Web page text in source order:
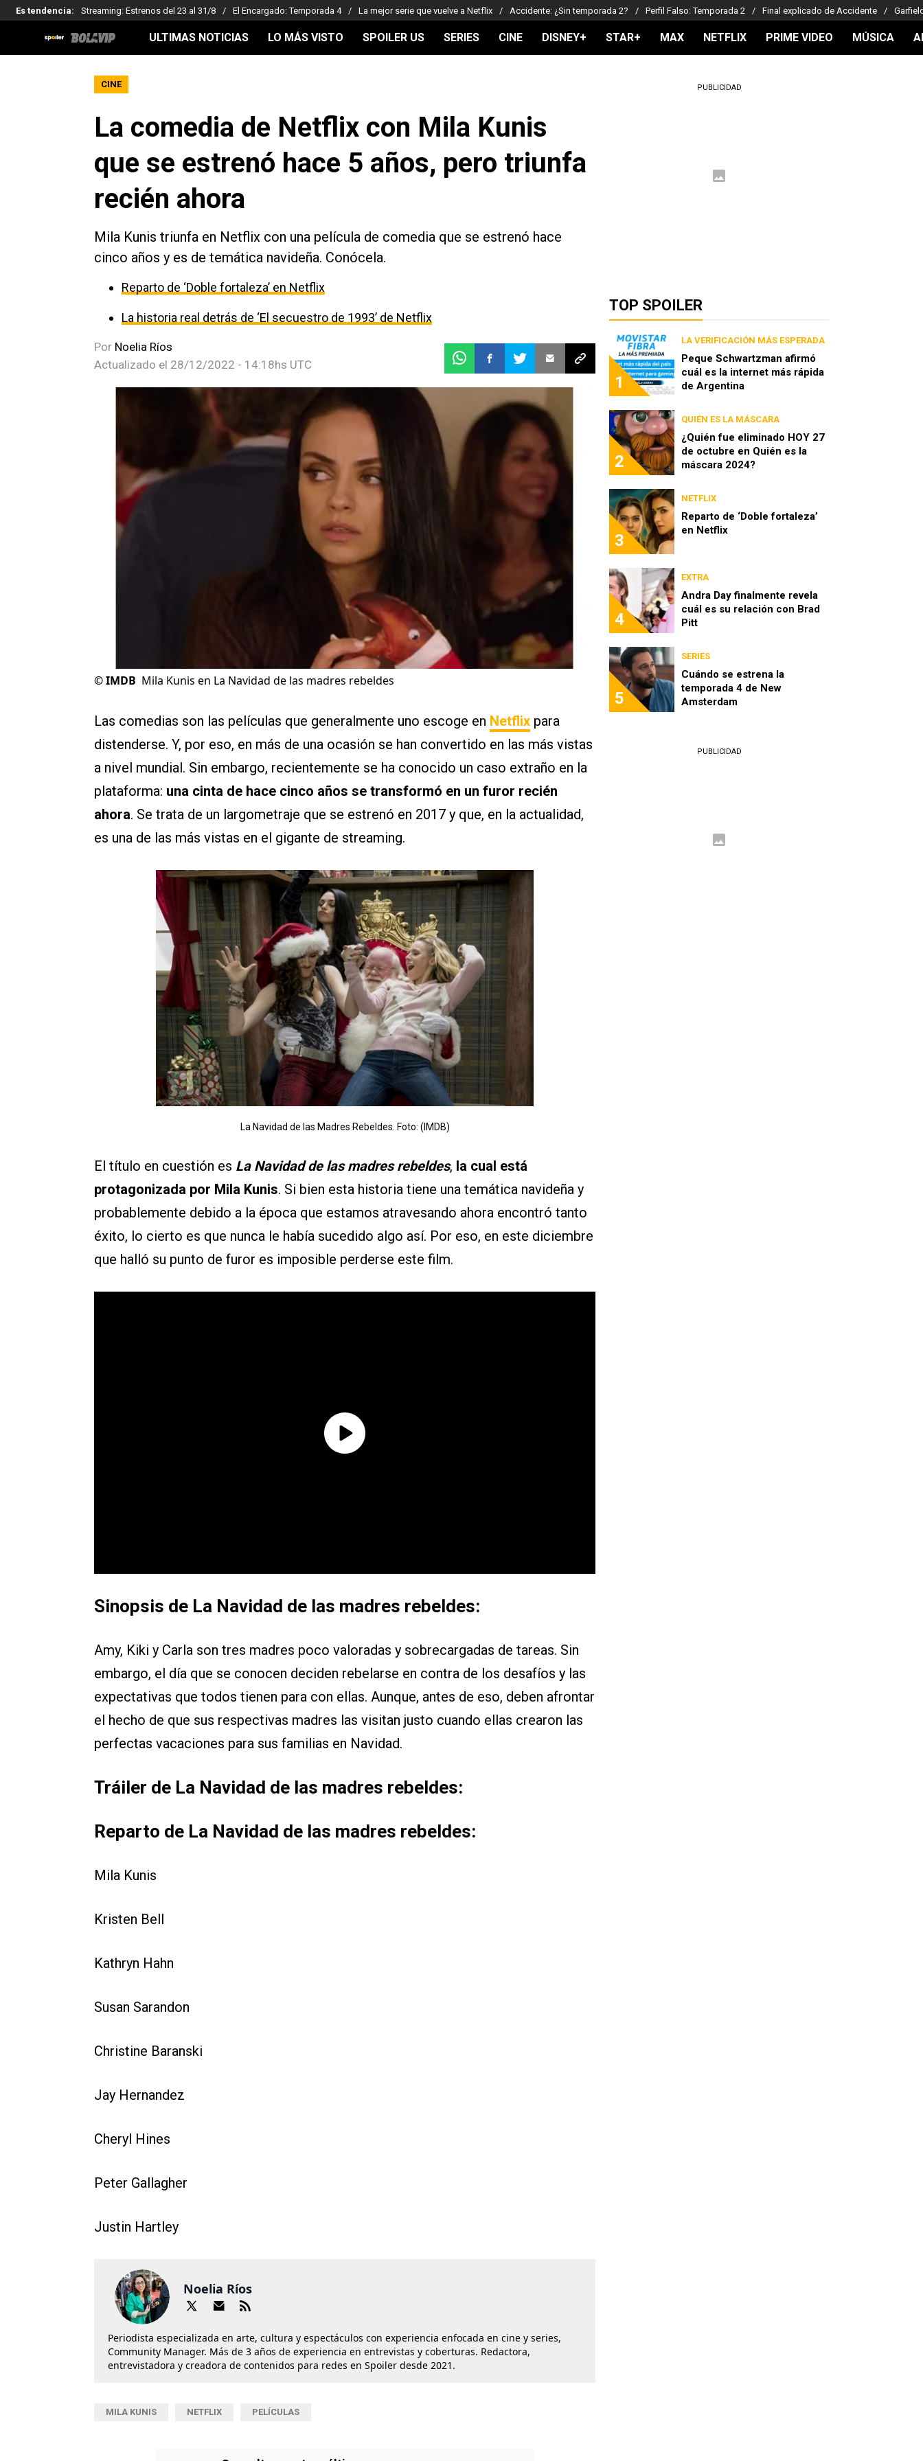
Es tendencia: Streaming: Estrenos del 23 al 31/8 El Encargado: Temporada 4 La mejor serie que vuelve a Netflix Accidente: ¿Sin temporada 2? Perfil Falso: Temporada 2 Final explicado de Accidente
ULTIMAS NOTICIAS LO MÁS VISTO SPOILER US SERIES CINE DISNEY+ STAR+ MAX NETFLIX PRIME VIDEO MÚSICA
CINE
La comedia de Netflix con Mila Kunis
que se estrenó hace 5 años, pero triunfa
recién ahora
Mila Kunis triunfa en Netflix con una película de comedia que se estrenó hace
cinco años y es de temática navideña. Conócela.
Reparto de ‘Doble fortaleza’ en Netflix
La historia real detrás de ‘El secuestro de 1993’ de Netflix
Por Noelia Ríos
Actualizado el 28/12/2022 - 14:18hs UTC
©IMDB Mila Kunis en La Navidad de las madres rebeldes
Las comedias son las películas que generalmente uno escoge en Netflix para
distenderse. Y, por eso, en más de una ocasión se han convertido en las más vistas
a nivel mundial. Sin embargo, recientemente se ha conocido un caso extraño en la
plataforma: una cinta de hace cinco años se transformó en un furor recién
ahora. Se trata de un largometraje que se estrenó en 2017 y que, en la actualidad,
es una de las más vistas en el gigante de streaming.
La Navidad de las Madres Rebeldes. Foto: (IMDB)
El título en cuestión es La Navidad de las madres rebeldes, la cual está
protagonizada por Mila Kunis. Si bien esta historia tiene una temática navideña y
probablemente debido a la época que estamos atravesando ahora encontró tanto
éxito, lo cierto es que nunca le había sucedido algo así. Por eso, en este diciembre
que halló su punto de furor es imposible perderse este film.
Sinopsis de La Navidad de las madres rebeldes:
Amy, Kiki y Carla son tres madres poco valoradas y sobrecargadas de tareas. Sin
embargo, el día que se conocen deciden rebelarse en contra de los desafíos y las
expectativas que todos tienen para con ellas. Aunque, antes de eso, deben afrontar
el hecho de que sus respectivas madres las visitan justo cuando ellas crearon las
perfectas vacaciones para sus familias en Navidad.
Tráiler de La Navidad de las madres rebeldes:
Reparto de La Navidad de las madres rebeldes:
Mila Kunis
Kristen Bell
Kathryn Hahn
Susan Sarandon
Christine Baranski
Jay Hernandez
Cheryl Hines
Peter Gallagher
Justin Hartley
Noelia Ríos
Periodista especializada en arte, cultura y espectáculos con experiencia enfocada en cine y series,
Community Manager. Más de 3 años de experiencia en entrevistas y coberturas. Redactora,
entrevistadora y creadora de contenidos para redes en Spoiler desde 2021.
MILA KUNIS NETFLIX PELÍCULAS
PUBLICIDAD
TOP SPOILER
1
LA VERIFICACIÓN MÁS ESPERADA
Peque Schwartzman afirmó
cuál es la internet más rápida
de Argentina
2
QUIÉN ES LA MÁSCARA
¿Quién fue eliminado HOY 27
de octubre en Quién es la
máscara 2024?
3
NETFLIX
Reparto de ‘Doble fortaleza’
en Netflix
4
EXTRA
Andra Day finalmente revela
cuál es su relación con Brad
Pitt
5
SERIES
Cuándo se estrena la
temporada 4 de New
Amsterdam
PUBLICIDAD